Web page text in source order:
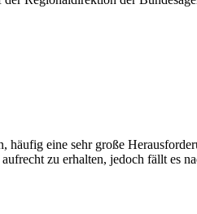
eine sehr große
zu erhalten, jedoch fällt es